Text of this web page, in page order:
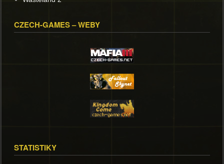
CZECH-GAMES – WEBY
STATISTIKY